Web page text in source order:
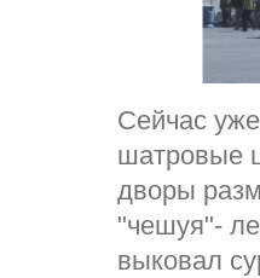
Сейчас уже
шатровые
дворы
"чешуя"-
выковал